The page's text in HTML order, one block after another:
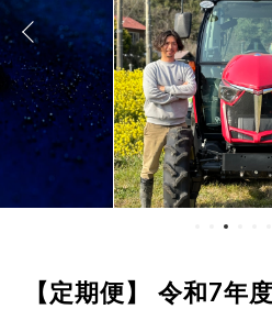
【定期便】 令和7年